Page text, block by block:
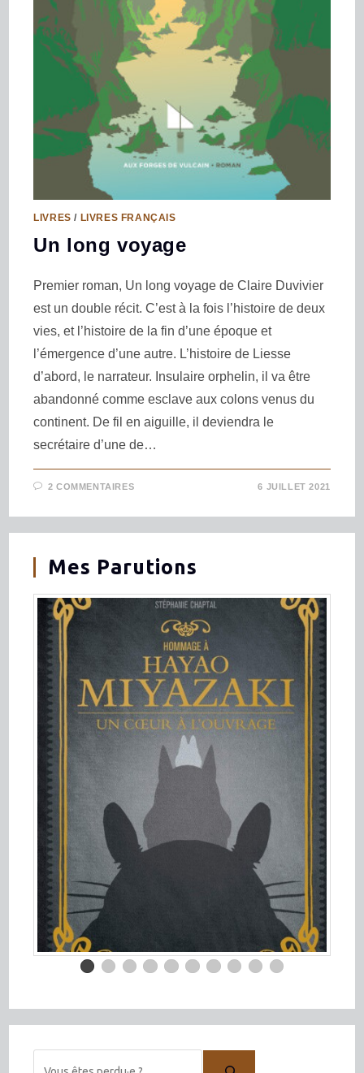
LIVRES / LIVRES FRANÇAIS
Un long voyage
Premier roman, Un long voyage de Claire Duvivier
est un double récit. C’est à la fois l’histoire de deux
vies, et l’histoire de la fin d’une époque et
l’émergence d’une autre. L’histoire de Liesse
d’abord, le narrateur. Insulaire orphelin, il va être
abandonné comme esclave aux colons venus du
continent. De fil en aiguille, il deviendra le
secrétaire d’une de…
2 COMMENTAIRES 6 JUILLET 2021
Mes Parutions